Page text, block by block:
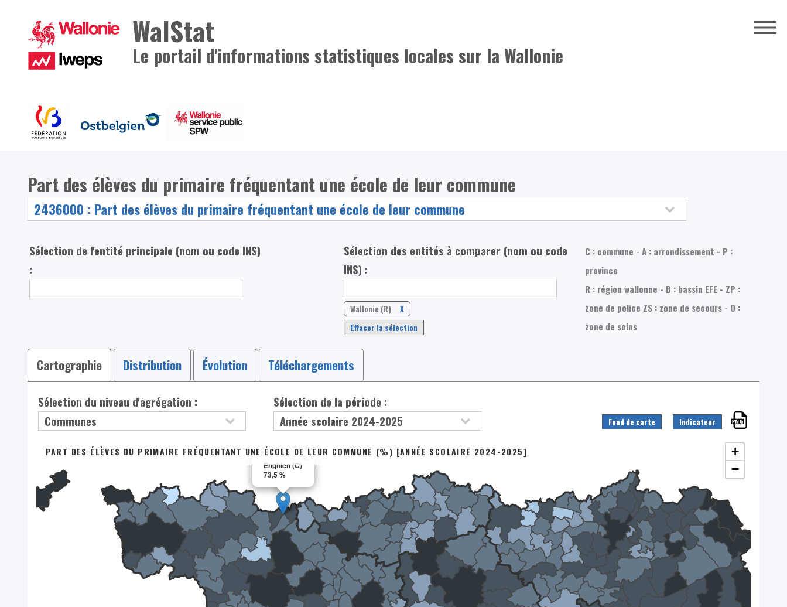
WalStat
Le portail d'informations statistiques locales sur la Wallonie
Part des élèves du primaire fréquentant une école de leur commune
Sélection de l'entité principale (nom ou code INS)
:
Sélection des entités à comparer (nom ou code
INS) :
Wallonie (R)
X
Effacer la sélection
C : commune - A : arrondissement - P :
province
R : région wallonne - B : bassin EFE - ZP :
zone de police ZS : zone de secours - O :
zone de soins
Cartographie Distribution Évolution Téléchargements
Sélection du niveau d'agrégation : Sélection de la période :
Fond de carte Indicateur
Enghien (C)
73,5 %
×
PART DES ÉLÈVES DU PRIMAIRE FRÉQUENTANT UNE ÉCOLE DE LEUR COMMUNE (%) [ANNÉE SCOLAIRE 2024-2025]
+
−